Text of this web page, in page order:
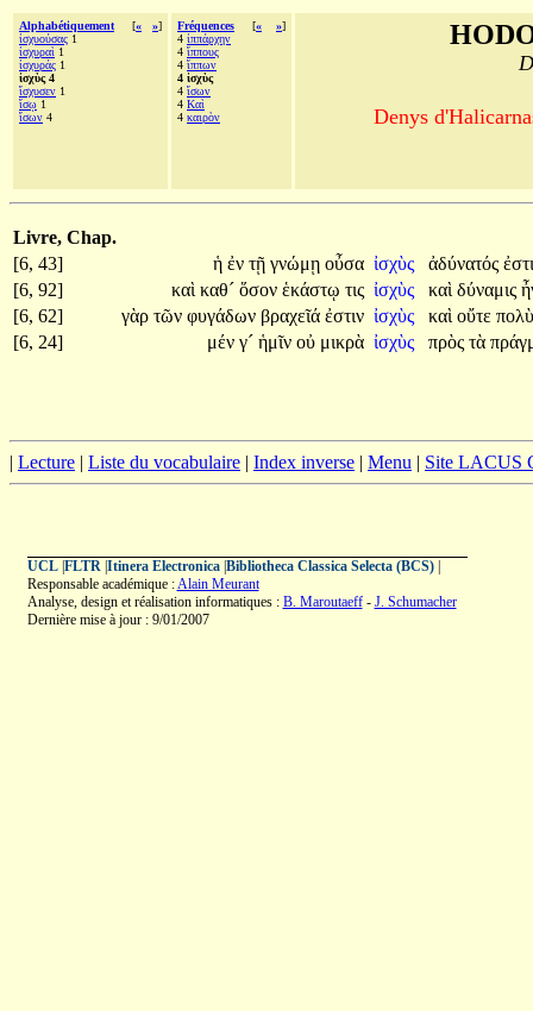
Alphabétiquement [« »]
ἰσχυούσας 1
ἰσχυραὶ 1
ἰσχυράς 1
ἰσχὺς 4
ἴσχυσεν 1
ἴσῳ 1
ἴσων 4
Fréquences [« »]
4 ἱππάρχην
4 ἵππους
4 ἵππων
4 ἰσχὺς
4 ἴσων
4 Καὶ
4 καιρὸν Denys
Livre, Chap.
[6, 43]
ἡ ἐν τῇ γνώμῃ οὖσα ἰσχὺς ἀδύνατός
[6, 92]
καὶ καθ´ ὅσον ἑκάστῳ τις ἰσχὺς καὶ δύναμις
[6, 62]
γὰρ τῶν φυγάδων βραχεῖά ἐστιν ἰσχὺς καὶ οὔτε
[6, 24]
μέν γ´ ἡμῖν οὐ μικρὰ ἰσχὺς πρὸς τὰ
| Lecture | Liste du vocabulaire | Index inverse | Menu | Site LACUS
UCL| FLTR| Itinera Electronica| Bibliotheca Classica Selecta (BCS)|
Responsable académique :Alain Meurant
Analyse, design et réalisation informatiques : B. Maroutaeff- J. Schumacher
Dernière mise à jour : 9/01/2007